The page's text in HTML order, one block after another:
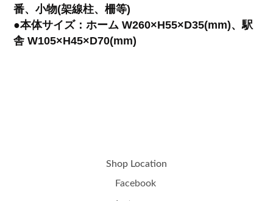
番、小物(架線柱、柵等)
●本体サイズ：ホーム W260×H55×D35(mm)、駅
舎 W105×H45×D70(mm)
Shop Location
Facebook